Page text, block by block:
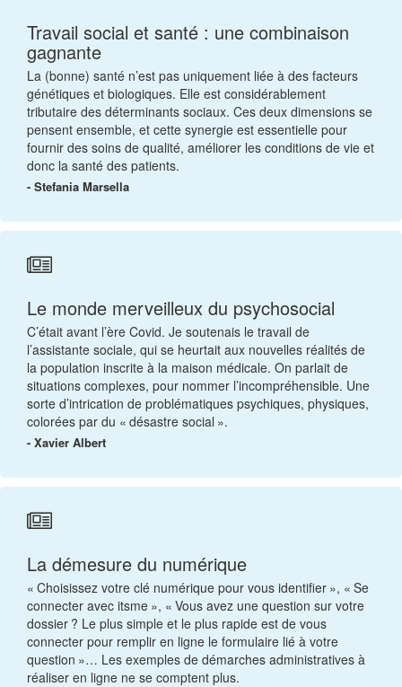
Travail social et santé : une combinaison
gagnante
La (bonne) santé n’est pas uniquement liée à des facteurs
génétiques et biologiques. Elle est considérablement
tributaire des déterminants sociaux. Ces deux dimensions se
pensent ensemble, et cette synergie est essentielle pour
fournir des soins de qualité, améliorer les conditions de vie et
donc la santé des patients.
- Stefania Marsella
Le monde merveilleux du psychosocial
C’était avant l’ère Covid. Je soutenais le travail de
l’assistante sociale, qui se heurtait aux nouvelles réalités de
la population inscrite à la maison médicale. On parlait de
situations complexes, pour nommer l’incompréhensible. Une
sorte d’intrication de problématiques psychiques, physiques,
colorées par du « désastre social ».
- Xavier Albert
La démesure du numérique
« Choisissez votre clé numérique pour vous identifier », « Se
connecter avec itsme », « Vous avez une question sur votre
dossier ? Le plus simple et le plus rapide est de vous
connecter pour remplir en ligne le formulaire lié à votre
question »… Les exemples de démarches administratives à
réaliser en ligne ne se comptent plus.